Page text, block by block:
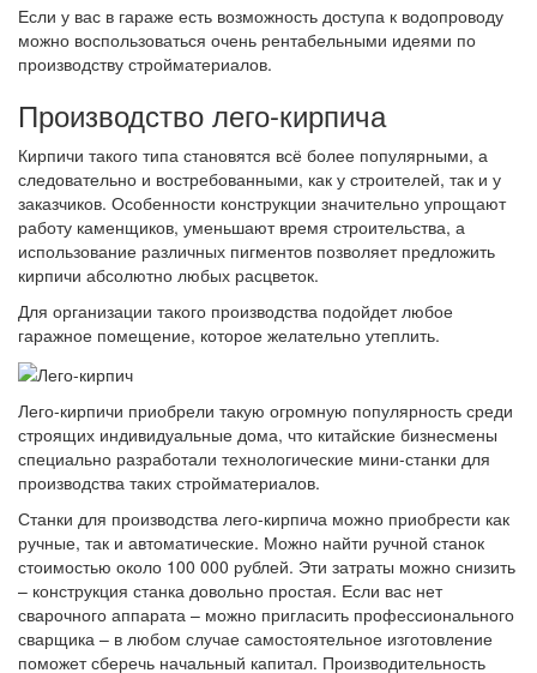
Если у вас в гараже есть возможность доступа к водопроводу
можно воспользоваться очень рентабельными идеями по
производству стройматериалов.
Производство лего-кирпича
Кирпичи такого типа становятся всё более популярными, а
следовательно и востребованными, как у строителей, так и у
заказчиков. Особенности конструкции значительно упрощают
работу каменщиков, уменьшают время строительства, а
использование различных пигментов позволяет предложить
кирпичи абсолютно любых расцветок.
Для организации такого производства подойдет любое
гаражное помещение, которое желательно утеплить.
Лего-кирпичи приобрели такую огромную популярность среди
строящих индивидуальные дома, что китайские бизнесмены
специально разработали технологические мини-станки для
производства таких стройматериалов.
Станки для производства лего-кирпича можно приобрести как
ручные, так и автоматические. Можно найти ручной станок
стоимостью около 100 000 рублей. Эти затраты можно снизить
– конструкция станка довольно простая. Если вас нет
сварочного аппарата – можно пригласить профессионального
сварщика – в любом случае самостоятельное изготовление
поможет сберечь начальный капитал. Производительность